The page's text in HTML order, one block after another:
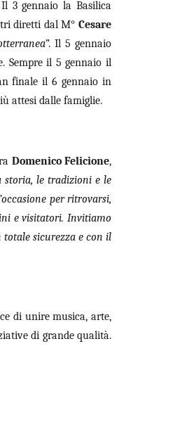
3 gennaio la Basilica
diretti dal M° Cesare
”. Il 5 gennaio
Sempre il 5 gennaio il
finale il 6 gennaio in
attesi dalle famiglie.
Domenico Felicione,
storia, le tradizioni e le
per ritrovarsi,
e visitatori. Invitiamo
sicurezza e con il
di unire musica, arte,
di grande qualità.